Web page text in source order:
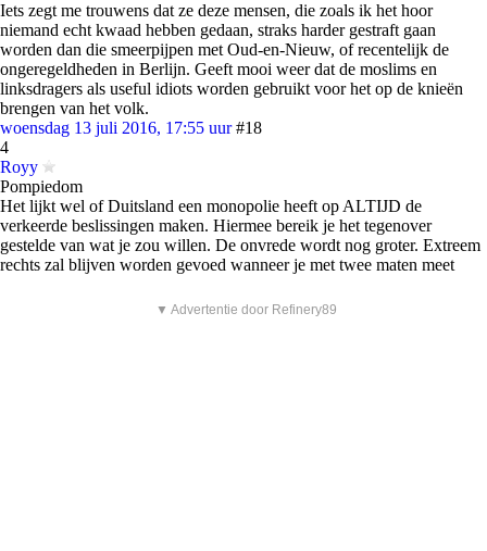
Iets zegt me trouwens dat ze deze mensen, die zoals ik het hoor
niemand echt kwaad hebben gedaan, straks harder gestraft gaan
worden dan die smeerpijpen met Oud-en-Nieuw, of recentelijk de
ongeregeldheden in Berlijn. Geeft mooi weer dat de moslims en
linksdragers als useful idiots worden gebruikt voor het op de knieën
brengen van het volk.
woensdag 13 juli 2016, 17:55 uur #18
4
Royy
Pompiedom
Het lijkt wel of Duitsland een monopolie heeft op ALTIJD de
verkeerde beslissingen maken. Hiermee bereik je het tegenover
gestelde van wat je zou willen. De onvrede wordt nog groter. Extreem
rechts zal blijven worden gevoed wanneer je met twee maten meet
▼ Advertentie door Refinery89